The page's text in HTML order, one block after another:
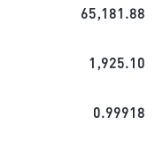
65,181.88
1,925.10
0.99918